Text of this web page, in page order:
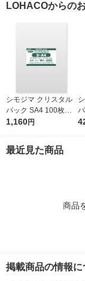
リジナル
LOHACOからの
シモジマ クリスタル
パック SA4 100枚入 6
739200 1袋(100枚入)
1,160円
最近見た商品
商品
掲載商品の情報に